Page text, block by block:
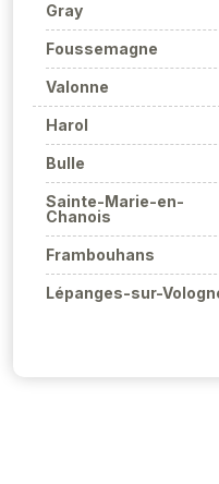
Gray
Foussemagne
Valonne
Harol
Bulle
Sainte-Marie-en-
Chanois
Frambouhans
Lépanges-sur-